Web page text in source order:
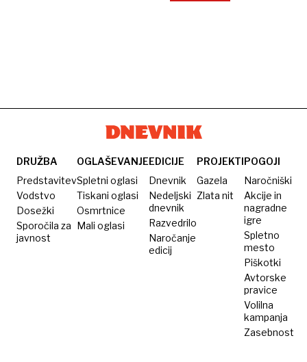
DRUŽBA
Predstavitev
Vodstvo
Dosežki
Sporočila za
javnost
OGLAŠEVANJE
Spletni oglasi
Tiskani oglasi
Osmrtnice
Mali oglasi
EDICIJE
Dnevnik
Nedeljski
dnevnik
Razvedrilo
Naročanje
edicij
PROJEKTI
Gazela
Zlata nit
POGOJI
Naročniški
Akcije in
nagradne
igre
Spletno
mesto
Piškotki
Avtorske
pravice
Volilna
kampanja
Zasebnost